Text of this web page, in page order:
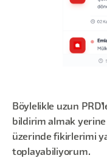
Böylelikle uzun
bildirim almak yerine
üzerinde fikirlerimi
toplayabiliyorum.